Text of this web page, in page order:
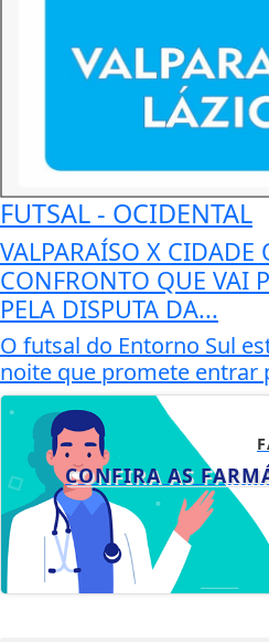
FUTSAL - OCIDENTAL
VALPARAÍSO X CIDADE
CONFRONTO QUE VAI
PELA DISPUTA DA...
O futsal do Entorno Sul
noite que promete entrar
CONFIRA AS